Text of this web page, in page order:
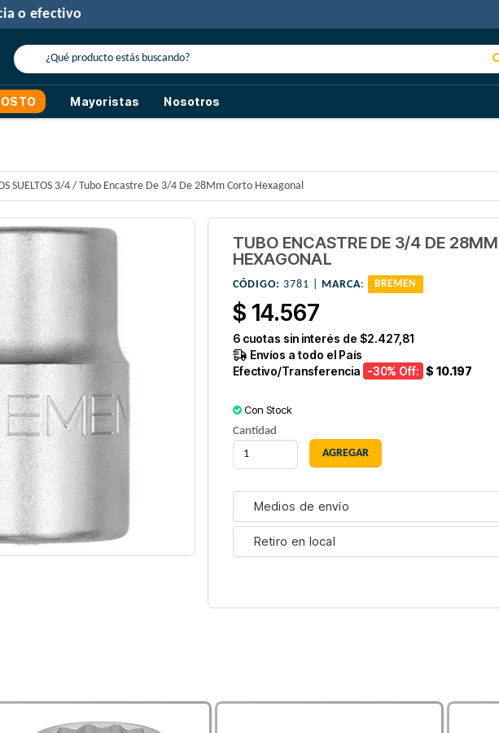
Mayoristas Nosotros
30% de descuento
SUELTOS 3/4/ Tubo Encastre De 3/4 De 28Mm Corto Hexagonal
TUBO ENCASTRE DE 3/4 DE
HEXAGONAL
CÓDIGO: 3781 | MARCA: BREMEN
$ 14.567
6cuotas sin interés de $2.427,81
Envíos a todo el País
Efectivo/Transferencia -30% Off: $ 10.197
Con Stock
Cantidad
Medios de envío
Retiro en local